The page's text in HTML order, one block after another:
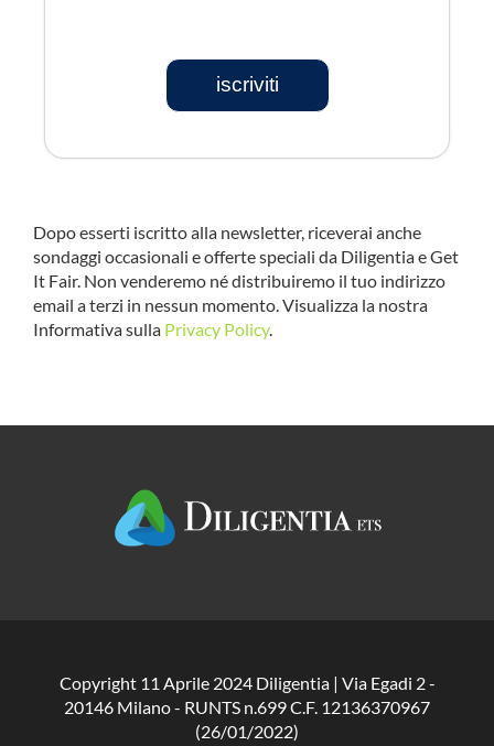
iscriviti
Dopo esserti iscritto alla newsletter, riceverai anche
sondaggi occasionali e offerte speciali da Diligentia e Get
It Fair. Non venderemo né distribuiremo il tuo indirizzo
email a terzi in nessun momento. Visualizza la nostra
Informativa sulla Privacy Policy.
Copyright 11 Aprile 2024 Diligentia | Via Egadi 2 -
20146 Milano - RUNTS n.699 C.F. 12136370967
(26/01/2022)